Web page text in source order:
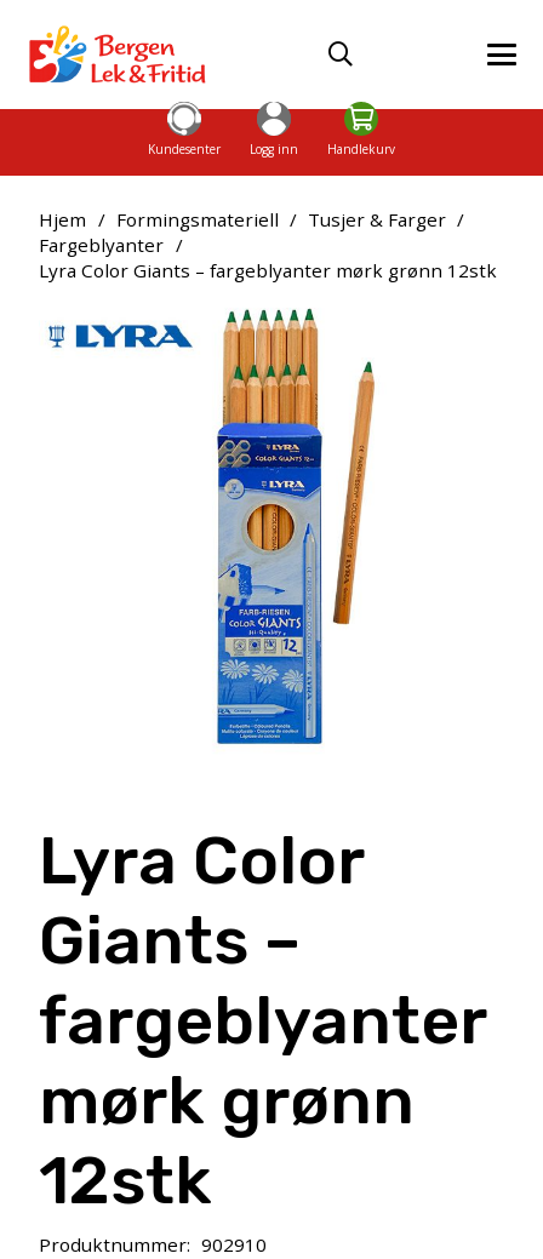
Kundesenter Logg inn Handlekurv
Hjem / Formingsmateriell / Tusjer & Farger /
Fargeblyanter /
Lyra Color Giants – fargeblyanter mørk grønn 12stk
Lyra Color
Giants –
fargeblyanter
mørk grønn
12stk
Produktnummer: 902910